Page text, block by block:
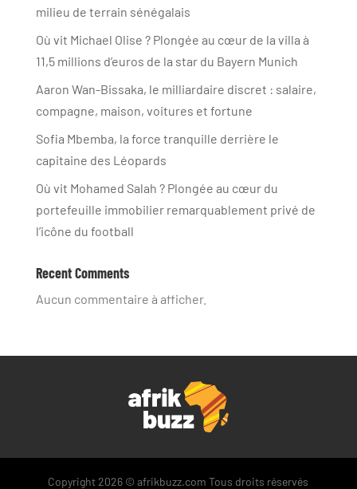
milieu de terrain sénégalais
Où vit Michael Olise ? Plongée au cœur de la villa à
11,5 millions d’euros de la star du Bayern Munich
Aaron Wan-Bissaka, le milliardaire discret : salaire,
compagne, maison, voitures et fortune
Sofia Mbemba, la force tranquille derrière le
capitaine des Léopards
Où vit Mohamed Salah ? Plongée au cœur du
portefeuille immobilier remarquablement privé de
l’icône du football
Recent Comments
Aucun commentaire à afficher.
Copyright 2026 © afrikbuzz.com Tous droits réservés